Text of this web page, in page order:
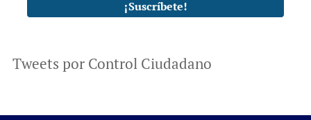
Tweets por Control Ciudadano